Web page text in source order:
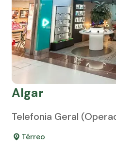
Algar
Telefonia Geral
Térreo